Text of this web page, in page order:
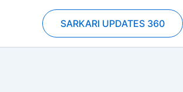
SARKARI UPDATES 360